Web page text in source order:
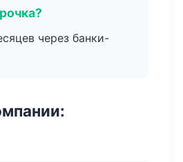
через банки-